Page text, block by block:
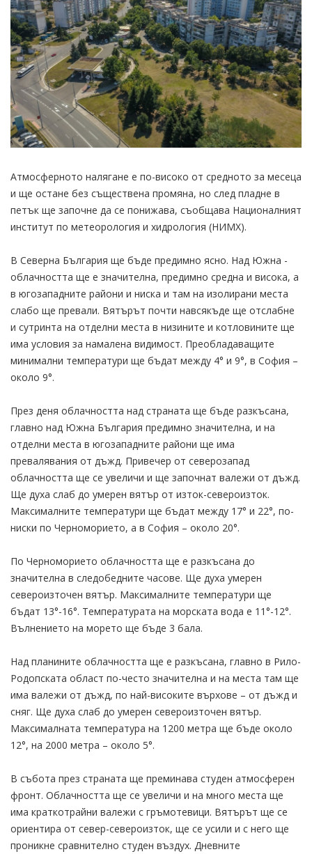
Атмосферното налягане е по-високо от средното за месеца
и ще остане без съществена промяна, но след пладне в
петък ще започне да се понижава, съобщава Националният
институт по метеорология и хидрология (НИМХ).
В Северна България ще бъде предимно ясно. Над Южна -
облачността ще е значителна, предимно средна и висока, а
в югозападните райони и ниска и там на изолирани места
слабо ще превали. Вятърът почти навсякъде ще отслабне
и сутринта на отделни места в низините и котловините ще
има условия за намалена видимост. Преобладаващите
минимални температури ще бъдат между 4° и 9°, в София –
около 9°.
През деня облачността над страната ще бъде разкъсана,
главно над Южна България предимно значителна, и на
отделни места в югозападните райони ще има
превалявания от дъжд. Привечер от северозапад
облачността ще се увеличи и ще започнат валежи от дъжд.
Ще духа слаб до умерен вятър от изток-североизток.
Максималните температури ще бъдат между 17° и 22°, по-
ниски по Черноморието, а в София – около 20°.
По Черноморието облачността ще е разкъсана до
значителна в следобедните часове. Ще духа умерен
североизточен вятър. Максималните температури ще
бъдат 13°-16°. Температурата на морската вода е 11°-12°.
Вълнението на морето ще бъде 3 бала.
Над планините облачността ще е разкъсана, главно в Рило-
Родопската област по-често значителна и на места там ще
има валежи от дъжд, по най-високите върхове – от дъжд и
сняг. Ще духа слаб до умерен североизточен вятър.
Максималната температура на 1200 метра ще бъде около
12°, на 2000 метра – около 5°.
В събота през страната ще преминава студен атмосферен
фронт. Облачността ще се увеличи и на много места ще
има краткотрайни валежи с гръмотевици. Вятърът ще се
ориентира от север-североизток, ще се усили и с него ще
проникне сравнително студен въздух. Дневните